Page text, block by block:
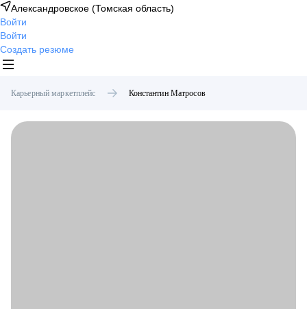
Александровское (Томская область)
Войти
Войти
Создать резюме
Карьерный маркетплейс Константин Матросов